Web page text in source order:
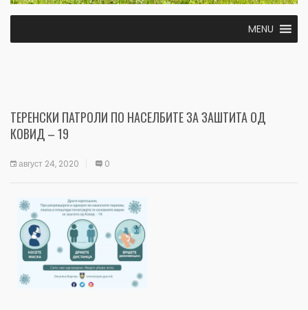
MENU
ТЕРЕНСКИ ПАТРОЛИ ПО НАСЕЛБИТЕ ЗА ЗАШТИТА ОД
КОВИД – 19
август 24, 2020 0